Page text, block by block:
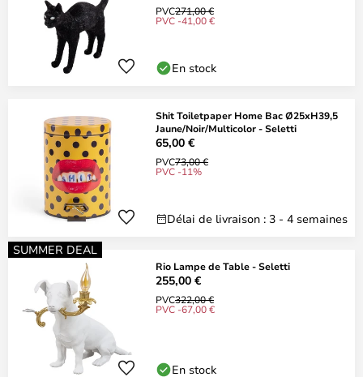
PVC271,00 €
PVC -41,00 €
En stock
Shit Toiletpaper Home Bac Ø25xH39,5
Jaune/Noir/Multicolor - Seletti
65,00 €
PVC73,00 €
PVC -11%
Délai de livraison : 3 - 4 semaines
SUMMER DEAL
Rio Lampe de Table - Seletti
255,00 €
PVC322,00 €
PVC -67,00 €
En stock